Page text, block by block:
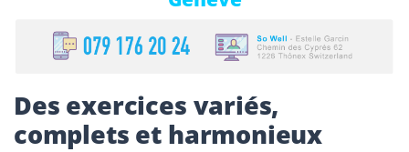
Des exercices variés,
complets et harmonieux